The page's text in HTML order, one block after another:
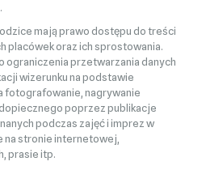
mają prawo dostępu do treści
placówek oraz ich sprostowania.
ograniczenia przetwarzania danych
wizerunku na podstawie
fotografowanie, nagrywanie
poprzez publikacje
podczas zajęć i imprez w
na stronie internetowej,
prasie itp.